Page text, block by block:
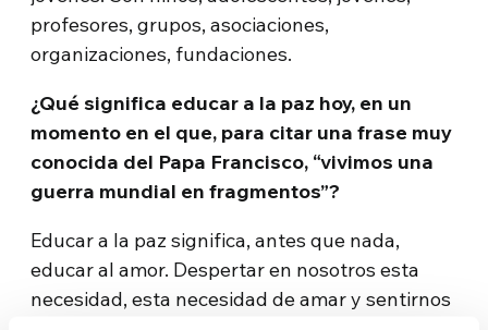
profesores, grupos, asociaciones,
organizaciones, fundaciones.
¿Qué significa educar a la paz hoy, en un
momento en el que, para citar una frase muy
conocida del Papa Francisco, “vivimos una
guerra mundial en fragmentos”?
Educar a la paz significa, antes que nada,
educar al amor. Despertar en nosotros esta
necesidad, esta necesidad de amar y sentirnos